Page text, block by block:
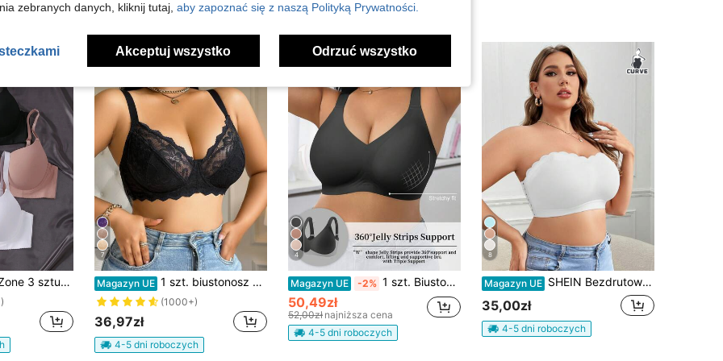
damskich w jednolitym kolorze, plus size, unoszących
7
Magazyn UE 1 szt. biustonosz damski plus size z koronką i łatkami na fiszbinach, wygodny, unoszący
(1000+)
36,97zł
4-5 dni roboczych
4
Magazyn UE -2% 1 szt. Biustonosz damski w minimalistycznym, wygodnym, jednolitym kolorze, żelowym, z nieusuwalnymi miseczkami, z fiszbinami i dużym rozmiarem
50,49zł
52,00zł najniższa cena
4-5 dni roboczych
8
Magazyn UE SHEIN Bezdrutowy biustonosz bandeau plus size, 1 szt.
35,00zł
4-5 dni roboczych
zebranych danych, kliknij tutaj, aby zapoznać się z naszą Polityką Prywatności.
Akceptuj wszystko Odrzuć wszystko